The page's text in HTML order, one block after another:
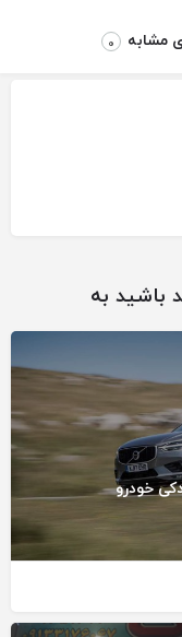
مشابه 0
باشید به
خودرو